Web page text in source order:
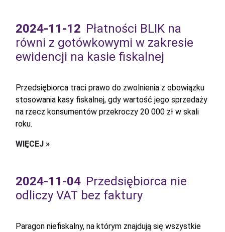
2024-11-12 Płatności BLIK na
równi z gotówkowymi w zakresie
ewidencji na kasie fiskalnej
Przedsiębiorca traci prawo do zwolnienia z obowiązku
stosowania kasy fiskalnej, gdy wartość jego sprzedaży
na rzecz konsumentów przekroczy 20 000 zł w skali
roku.
WIĘCEJ »
2024-11-04 Przedsiębiorca nie
odliczy VAT bez faktury
Paragon niefiskalny, na którym znajdują się wszystkie